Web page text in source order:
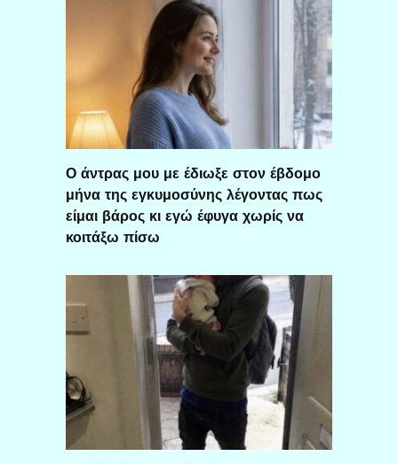
Ο άντρας μου με έδιωξε στον έβδομο
μήνα της εγκυμοσύνης λέγοντας πως
είμαι βάρος κι εγώ έφυγα χωρίς να
κοιτάξω πίσω